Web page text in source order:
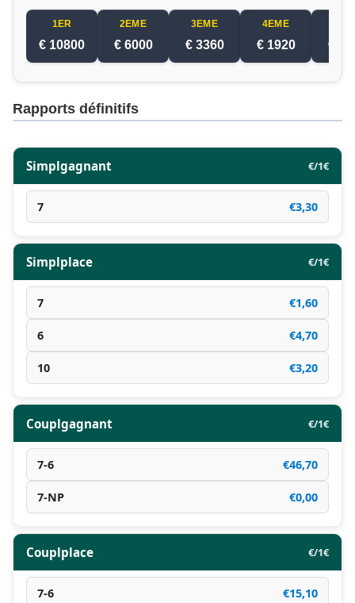
1ER
€ 10800
2EME
€ 6000
3EME
€ 3360
4EME
€ 1920 €
Rapports définitifs
Simplgagnant €/1€
7 €3,30
Simplplace €/1€
7 €1,60
6 €4,70
10 €3,20
Couplgagnant €/1€
7-6 €46,70
7-NP €0,00
Couplplace €/1€
7-6 €15,10